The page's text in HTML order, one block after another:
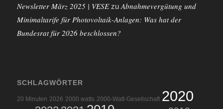
Newsletter März 2025 | VESEzu Abnahmevergütung und
Minimaltarife für Photovoltaik-Anlagen: Was hat der
Bundesrat für 2026 beschlossen?
SCHLAGWÖRTER
20 Minuten 2026 2000 watts 2000-Watt-Gesellschaft 2020